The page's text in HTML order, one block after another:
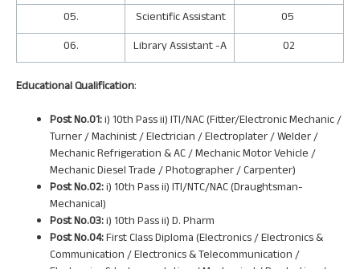
05.
Scientific Assistant
05
06.
Library Assistant -A 02
Educational Qualification:
Post No.01:i) 10th Pass ii) ITI/NAC (Fitter/Electronic Mechanic /
Turner / Machinist / Electrician / Electroplater / Welder /
Mechanic Refrigeration & AC / Mechanic Motor Vehicle /
Mechanic Diesel Trade / Photographer / Carpenter)
Post No.02:i) 10th Pass ii) ITI/NTC/NAC (Draughtsman-
Mechanical)
Post No.03:i) 10th Pass ii) D. Pharm
Post No.04:First Class Diploma (Electronics / Electronics &
Communication / Electronics & Telecommunication /